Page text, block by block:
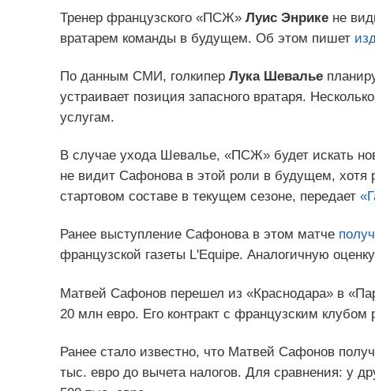
Тренер французского «ПСЖ» Луис Энрикене
вратарем команды в будущем. Об этом пишет
По данным СМИ, голкипер Лука Шевалье
устраивает позиция запасного вратаря.
услугам.
В случае ухода Шевалье, «ПСЖ» будет искать
не видит Сафонова в этой роли в будущем, хотя
стартовом составе в текущем сезоне, передает
Ранее выступление Сафонова в этом матче
французской газеты L'Equipe. Аналогичную
Матвей Сафонов перешел из «Краснодара» в
20 млн евро. Его контракт с французским клубом
Ранее стало известно, что Матвей Сафонов
тыс. евро до вычета налогов. Для сравнения: у